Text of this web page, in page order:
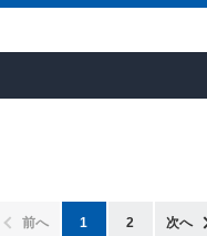
前へ 1 2 次へ